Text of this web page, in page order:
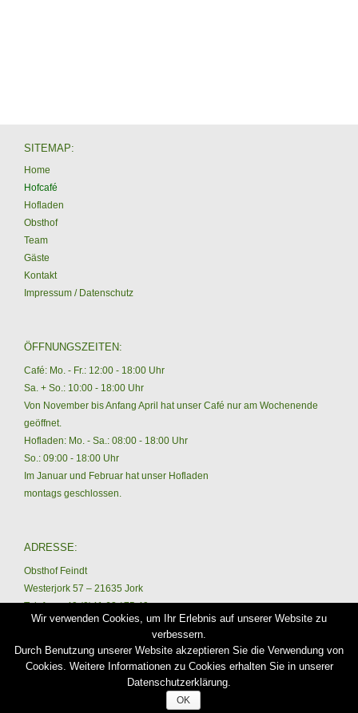
SITEMAP:
Home
Hofcafé
Hofladen
Obsthof
Team
Gäste
Kontakt
Impressum / Datenschutz
ÖFFNUNGSZEITEN:
Café: Mo. - Fr.: 12:00 - 18:00 Uhr
Sa. + So.: 10:00 - 18:00 Uhr
Von November bis Anfang April hat unser Café nur am Wochenende
geöffnet.
Hofladen: Mo. - Sa.: 08:00 - 18:00 Uhr
So.: 09:00 - 18:00 Uhr
Im Januar und Februar hat unser Hofladen
montags geschlossen.
ADRESSE:
Obsthof Feindt
Westerjork 57 – 21635 Jork
Telefon: +49 (0)41 62 / 75 49
Email: info@hofladen-lore-feindt.de
Wir verwenden Cookies, um Ihr Erlebnis auf unserer Website zu
verbessern.
Durch Benutzung unserer Website akzeptieren Sie die Verwendung von
Cookies. Weitere Informationen zu Cookies erhalten Sie in unserer
Datenschutzerklärung.
OK